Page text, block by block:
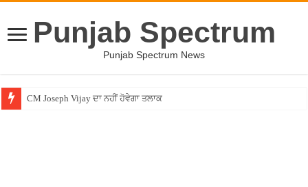
Punjab Spectrum
Punjab Spectrum News
CM Joseph Vijay ਦਾ ਨਹੀਂ ਹੋਵੇਗਾ ਤਲਾਕ